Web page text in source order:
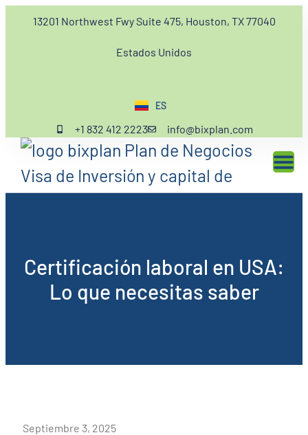
13201 Northwest Fwy Suite 475, Houston, TX 77040
Estados Unidos
ES
EN
+1 832 412 2223 info@bixplan.com
Certificación laboral en USA:
Lo que necesitas saber
Septiembre 3, 2025